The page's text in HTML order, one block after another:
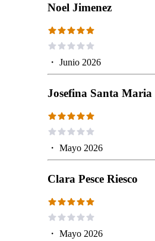
Noel Jimenez
・ Junio 2026
Josefina Santa Maria
・ Mayo 2026
Clara Pesce Riesco
・ Mayo 2026